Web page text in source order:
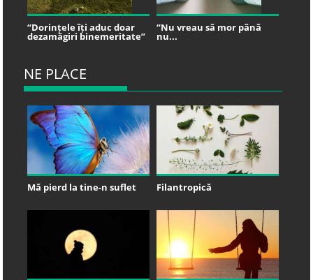
“Dorințele îți aduc doar
dezamăgiri binemeritate”
“Nu vreau să mor până
nu...
NE PLACE
Mă pierd la tine-n suflet Filantropică